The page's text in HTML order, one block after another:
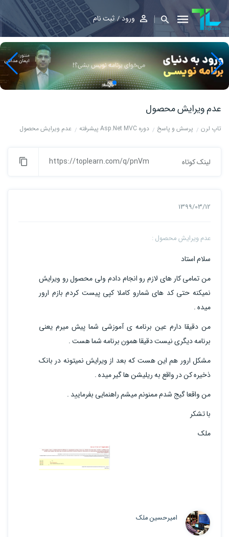
ورود ثبت نام
عدم ویرایش محصول
تاپ لرن پرسش و پاسخ دوره Asp.Net MVC پیشرفته عدم ویرایش محصول
لینک کوتاه https://toplearn.com/q/pnVm
1399/03/12
عدم ویرایش محصول :
سلام استاد
من تمامی کار های لازم رو انجام دادم ولی محصول رو ویرایش
نمیکنه حتی کد های شمارو کاملا کپی پیست کردم بازم ارور
میده .
من دقیقا دارم عین برنامه ی آموزشی شما پیش میرم یعنی
برنامه دیگری نیست دقیقا همون برنامه شما هست .
مشکل ارور هم این هست که بعد از ویرایش نمیتونه در بانک
ذخیره کن در واقع به ریلیشن ها گیر میده .
من واقعا گیج شدم ممنونم میشم راهنمایی بفرمایید .
با تشکر
ملک
امیرحسین ملک